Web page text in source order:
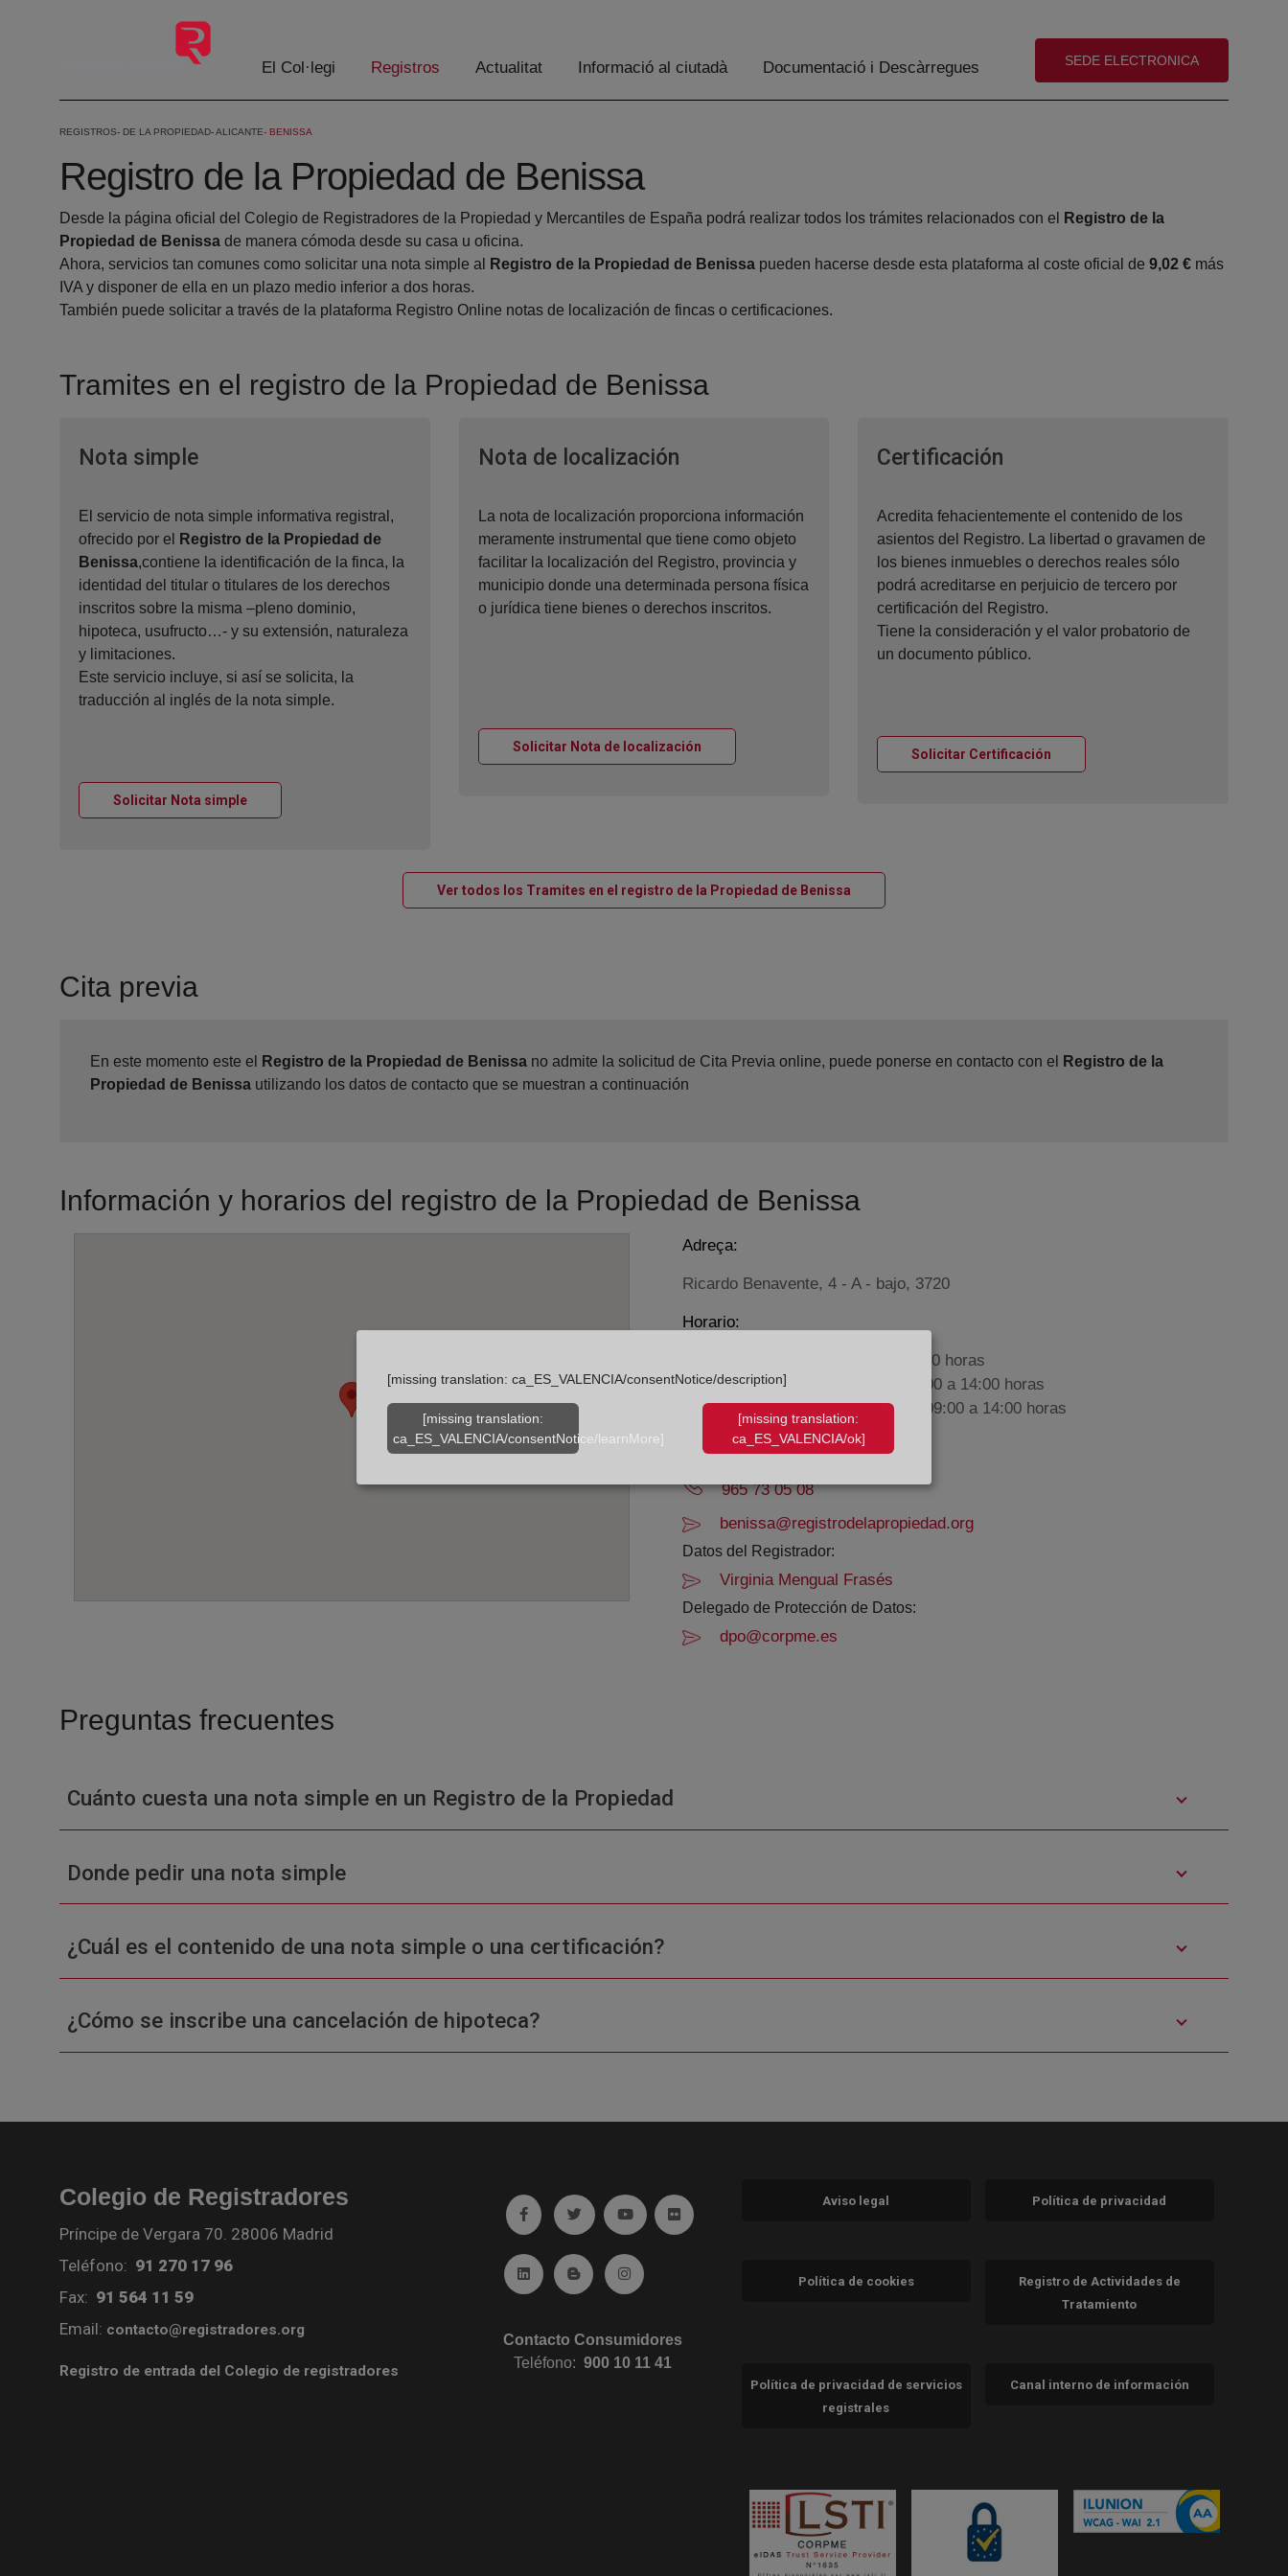
Salta al contingut principal
El Col·legi Registros Actualitat Informació al ciutadà Documentació i Descàrregues (abre en nueva ventana)
SEDE ELECTRONICA
REGISTROS DE LA PROPIEDAD ALICANTE BENISSA
Registro de la Propiedad de Benissa
Desde la página oficial del Colegio de Registradores de la Propiedad y Mercantiles de España podrá realizar todos los trámites relacionados con el
Registro de la
Propiedad de Benissa de manera cómoda desde su casa u oficina.
Ahora, servicios tan comunes como solicitar una nota simple al
Registro de la Propiedad de Benissa pueden hacerse desde esta plataforma al coste oficial de 9,02 € más
IVA y disponer de ella en un plazo medio inferior a dos horas.
También puede solicitar a través de la plataforma Registro Online notas de localización de fincas o certificaciones.
Tramites en el registro de la Propiedad de Benissa
Nota simpleVentana nueva
El servicio de nota simple informativa registral,
ofrecido por el
Registro de la Propiedad de
Benissa,contiene la identificación de la finca, la
identidad del titular o titulares de los derechos
inscritos sobre la misma –pleno dominio,
hipoteca, usufructo…- y su extensión, naturaleza
y limitaciones.
Este servicio incluye, si así se solicita, la
traducción al inglés de la nota simple.
Solicitar Nota simpleVentana nueva
Nota de localizaciónVentana nueva
La nota de localización proporciona información
meramente instrumental que tiene como objeto
facilitar la localización del Registro, provincia y
municipio donde una determinada persona física
o jurídica tiene bienes o derechos inscritos.
Solicitar Nota de localizaciónVentana nueva
Certificación
Acredita fehacientemente el contenido de los
asientos del Registro. La libertad o gravamen de
los bienes inmuebles o derechos reales sólo
podrá acreditarse en perjuicio de tercero por
certificación del Registro.
Tiene la consideración y el valor probatorio de
un documento público.
Solicitar Certificación
Ver todos los Tramites en el registro de la Propiedad de Benissa
Cita previa
En este momento este el Registro de la Propiedad de Benissa no admite la solicitud de Cita Previa online, puede ponerse en contacto con el
Registro de la
Propiedad de Benissa utilizando los datos de contacto que se muestran a continuación
Información y horarios del registro de la Propiedad de Benissa
Adreça:
Ricardo Benavente, 4 - A - bajo, 3720
Horario:
De lunes a viernes de 09:00 a 17:00 horas
Agosto: De lunes a viernes de 09:00 a 14:00 horas
Los días 24 y 31 de diciembre de 09:00 a 14:00 horas
965 73 05 08
benissa@registrodelapropiedad.org
Datos del Registrador:
Virginia Mengual Frasés
Delegado de Protección de Datos:
dpo@corpme.es
Preguntas frecuentes
Cuánto cuesta una nota simple en un Registro de la Propiedad
Donde pedir una nota simple
¿Cuál es el contenido de una nota simple o una certificación?
¿Cómo se inscribe una cancelación de hipoteca?
Colegio de Registradores
Príncipe de Vergara 70. 28006 Madrid
Teléfono: 91 270 17 96
Fax: 91 564 11 59
Email: contacto@registradores.org
Registro de entrada del Colegio de registradores
Ir a facebook (abre en ventana nueva)
Ir a twitter (abre en ventana nueva)
Ir a YouTube (abre en ventana nueva)
Ir a Flickr (abre en ventana nueva)
Ir a Linkedin (abre en ventana nueva)
Ir al Blog (abre en ventana nueva)
Ir a Instagram (abre en ventana nueva)
Contacto Consumidores
Teléfono:900 10 11 41
Aviso legal Política de privacidad
Política de cookies
Registro de Actividades de
Tratamiento
Política de privacidad de servicios
registrales
Canal interno de información
[missing translation: ca_ES_VALENCIA/consentNotice/description]
[missing translation:
ca_ES_VALENCIA/consentNotice/learnMore]
[missing translation:
ca_ES_VALENCIA/ok]